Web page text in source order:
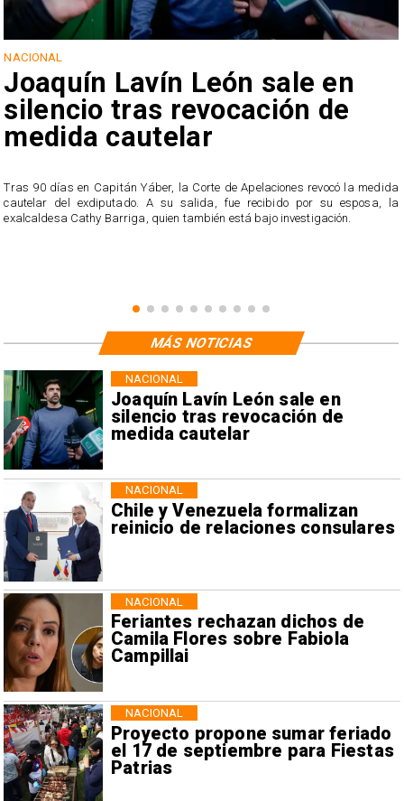
NACIONAL
Joaquín Lavín León sale en
silencio tras revocación de
medida cautelar
Tras 90 días en Capitán Yáber, la Corte de Apelaciones revocó la medida
cautelar del exdiputado. A su salida, fue recibido por su esposa, la
exalcaldesa Cathy Barriga, quien también está bajo investigación.
Joaquín Lavín León sale en
silencio tras revocación de
medida cautelar
NACIONAL
Chile y Venezuela formalizan
reinicio de relaciones consulares
NACIONAL
Feriantes rechazan dichos de
Camila Flores sobre Fabiola
Campillai
NACIONAL
Proyecto propone sumar feriado
el 17 de septiembre para Fiestas
Patrias
NACIONAL
MÁS NOTICIAS